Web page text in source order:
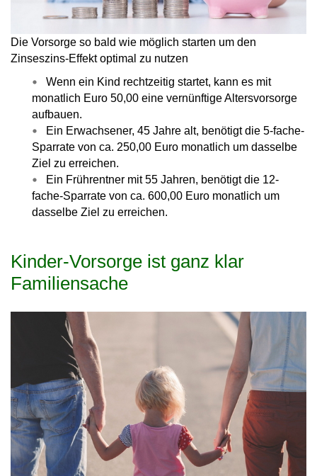
Die Vorsorge so bald wie möglich starten um den
Zinseszins-Effekt optimal zu nutzen
Wenn ein Kind rechtzeitig startet, kann es mit
monatlich Euro 50,00 eine vernünftige Altersvorsorge
aufbauen.
Ein Erwachsener, 45 Jahre alt, benötigt die 5-fache-
Sparrate von ca. 250,00 Euro monatlich um dasselbe
Ziel zu erreichen.
Ein Frührentner mit 55 Jahren, benötigt die 12-
fache-Sparrate von ca. 600,00 Euro monatlich um
dasselbe Ziel zu erreichen.
Kinder-Vorsorge ist ganz klar
Familiensache